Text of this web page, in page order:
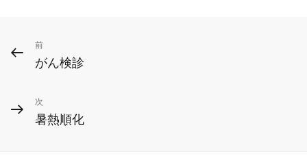
投
稿
ナ
ビ
前
の
稿
前
がん検診
次
の
次
暑熱順化